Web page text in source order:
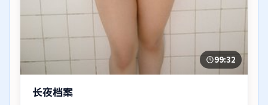
99:32
长夜档案